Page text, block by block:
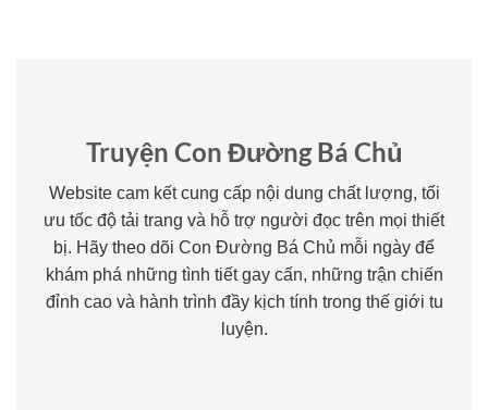
Truyện Con Đường Bá Chủ
Website cam kết cung cấp nội dung chất lượng, tối
ưu tốc độ tải trang và hỗ trợ người đọc trên mọi thiết
bị. Hãy theo dõi Con Đường Bá Chủ mỗi ngày để
khám phá những tình tiết gay cấn, những trận chiến
đỉnh cao và hành trình đầy kịch tính trong thế giới tu
luyện.